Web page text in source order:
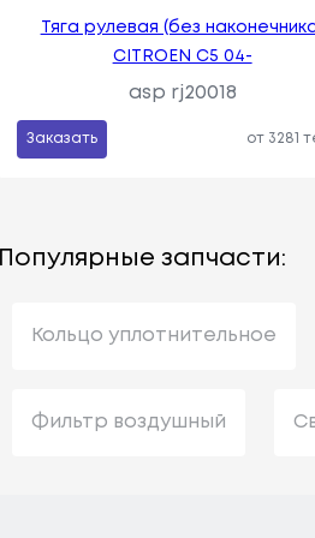
Тяга рулевая (без
CITROEN C5 04-
asp rj20018
Заказать от 3281
Популярные запчасти:
Кольцо уплотнительное
Фильтр воздушный